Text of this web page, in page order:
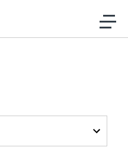
al contenido